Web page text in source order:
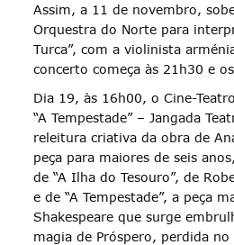
Assim, a 11 de novembro,
Orquestra do Norte para
Turca”, com a violinista
concerto começa às 21h30 e
Dia 19, às 16h00, o Cine-
“A Tempestade” – Jangada
releitura criativa da obra de
peça para maiores de seis
de “A Ilha do Tesouro”, de
e de “A Tempestade”, a peça
Shakespeare que surge
magia de Próspero, perdida